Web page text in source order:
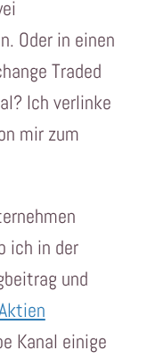
Oder in einen
Traded
Ich verlinke
mir zum
ich in der
und
Kanal einige